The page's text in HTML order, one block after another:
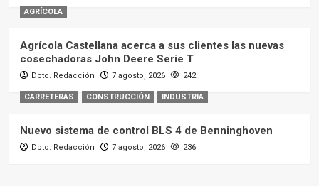
AGRÍCOLA
Agrícola Castellana acerca a sus clientes las nuevas
cosechadoras John Deere Serie T
Dpto. Redacción 7 agosto, 2026 242
CARRETERAS CONSTRUCCIÓN INDUSTRIA
Nuevo sistema de control BLS 4 de Benninghoven
Dpto. Redacción 7 agosto, 2026 236